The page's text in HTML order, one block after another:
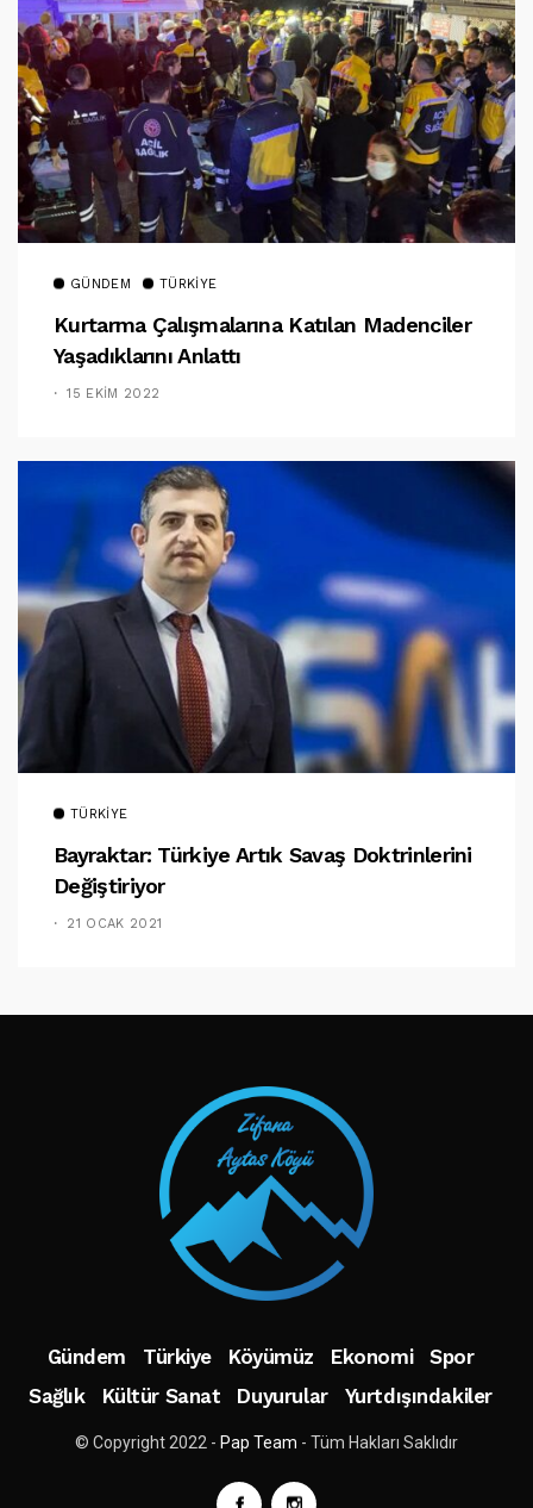
GÜNDEM TÜRKIYE
Kurtarma Çalışmalarına Katılan Madenciler
Yaşadıklarını Anlattı
15 EKIM 2022
TÜRKIYE
Bayraktar: Türkiye Artık Savaş Doktrinlerini
Değiştiriyor
21 OCAK 2021
TAKIP ET
Gündem Türkiye Köyümüz Ekonomi
Spor
Sağlık
Kültür Sanat Duyurular Yurtdışındakiler
© Copyright 2022 - Pap Team - Tüm Hakları Saklıdır